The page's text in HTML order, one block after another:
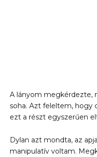
A lányom megkérdezte,
soha. Azt feleltem, hogy
ezt a részt egyszerűen
Dylan azt mondta, az
manipulatív voltam.